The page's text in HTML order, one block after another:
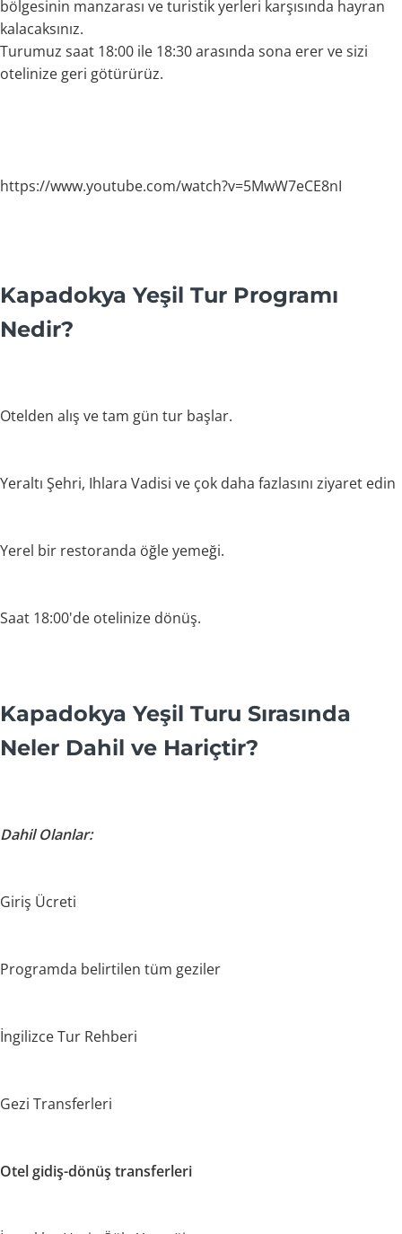
bölgesinin manzarası ve turistik yerleri karşısında hayran
kalacaksınız.
Turumuz saat 18:00 ile 18:30 arasında sona erer ve sizi
otelinize geri götürürüz.
https://www.youtube.com/watch?v=5MwW7eCE8nI
Kapadokya Yeşil Tur Programı
Nedir?
Otelden alış ve tam gün tur başlar.
Yeraltı Şehri, Ihlara Vadisi ve çok daha fazlasını ziyaret edin
Yerel bir restoranda öğle yemeği.
Saat 18:00'de otelinize dönüş.
Kapadokya Yeşil Turu Sırasında
Neler Dahil ve Hariçtir?
Dahil Olanlar:
Giriş Ücreti
Programda belirtilen tüm geziler
İngilizce Tur Rehberi
Gezi Transferleri
Otel gidiş-dönüş transferleri